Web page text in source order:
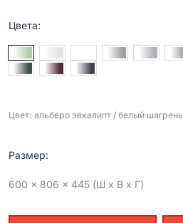
Цвета:
Цвет: альберо эвкалипт / белый шагрень
Размер:
600 x 806 x 445 (Ш x В x Г)